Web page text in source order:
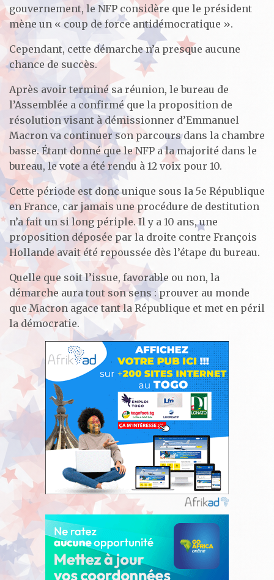
gouvernement, le NFP considère que le président
mène un « coup de force antidémocratique ».
Cependant, cette démarche n’a presque aucune
chance de succès.
Après avoir terminé sa réunion, le bureau de
l’Assemblée a confirmé que la proposition de
résolution visant à démissionner d’Emmanuel
Macron va continuer son parcours dans la chambre
basse. Étant donné que le NFP a la majorité dans le
bureau, le vote a été rendu à 12 voix pour 10.
Cette période est donc unique sous la 5e République
en France, car jamais une procédure de destitution
n’a fait un si long périple. Il y a 10 ans, une
proposition déposée par la droite contre François
Hollande avait été repoussée dès l’étape du bureau.
Quelle que soit l’issue, favorable ou non, la
démarche aura tout son sens : prouver au monde
que Macron agace tant la République et met en péril
la démocratie.